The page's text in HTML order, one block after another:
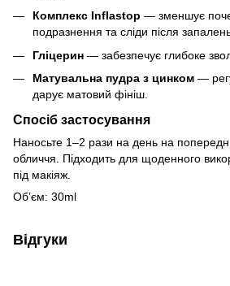
Комплекс Inflastop — зменшує
подразнення та сліди після
Гліцерин — забезпечує глибоке
Матувальна пудра з цинком —
дарує матовий фініш.
Спосіб застосування
Наносьте 1–2 рази на день на
обличчя. Підходить для щоденного
під макіяж.
Об’єм: 30ml
Відгуки